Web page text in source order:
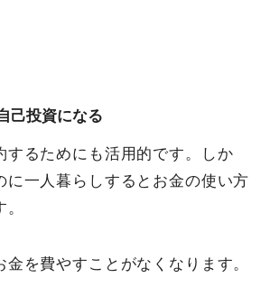
己投資になる
するためにも活用的です。しか
に一人暮らしするとお金の使い方
を費やすことがなくなります。